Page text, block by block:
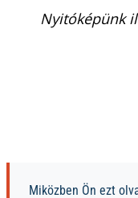
Nyitóképünk
Miközben Ön ezt